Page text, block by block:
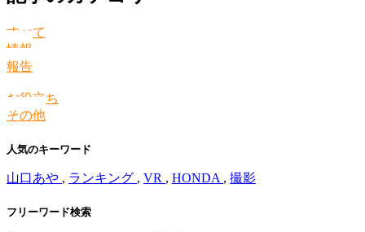
すべて
情報
報告
お役立ち
その他
人気のキーワード
山口あや , ランキング , VR , HONDA , 撮影
フリーワード検索